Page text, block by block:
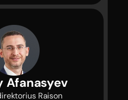
Afanasyev
Raison